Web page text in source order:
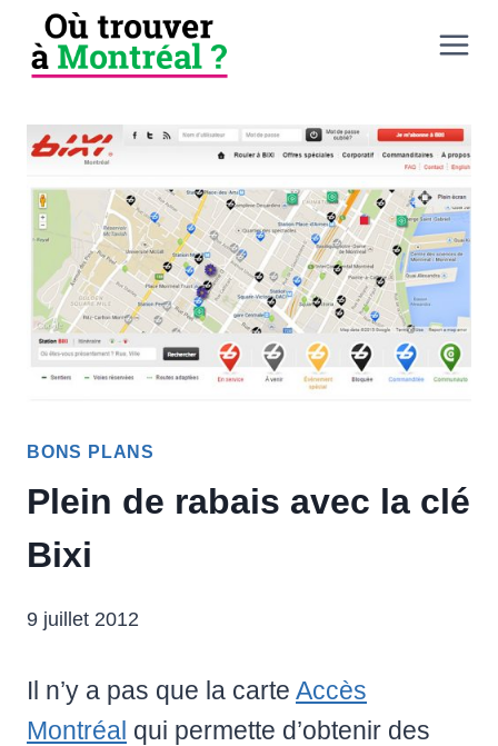
Aller
BONS PLANS
Plein de rabais avec la clé
Bixi
9 juillet 2012
Il n’y a pas que la carte Accès
Montréal qui permette d’obtenir des